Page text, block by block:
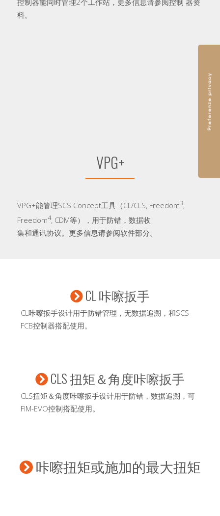
控制器能同时管理2个工作站，更多信息请参阅控制 器资
料。
VPG+
VPG+能管理SCS Concept工具（CL/CLS, Freedom3,
Freedom4, CDM等），用于防错，数据收
集和通讯协议。更多信息请参阅软件部分。
CL 咔嚓扳手
CL咔嚓扳手设计用于防错管理，无数据追溯，和SCS-
FCB控制器搭配使用。
CLS 扭矩＆角度咔嚓扳手
CLS扭矩＆角度咔嚓扳手设计用于防错，数据追溯，可
FIM-EVO控制搭配使用。
咔嚓扭矩或施加的最大扭矩